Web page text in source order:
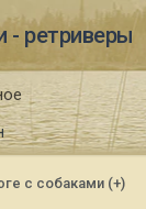
- ретриверы
с собаками (+)